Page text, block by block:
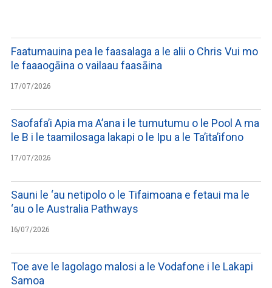
Faatumauina pea le faasalaga a le alii o Chris Vui mo
le faaaogāina o vailaau faasāina
17/07/2026
Saofafa’i Apia ma A’ana i le tumutumu o le Pool A ma
le B i le taamilosaga lakapi o le Ipu a le Ta’ita’ifono
17/07/2026
Sauni le ‘au netipolo o le Tifaimoana e fetaui ma le
‘au o le Australia Pathways
16/07/2026
Toe ave le lagolago malosi a le Vodafone i le Lakapi
Samoa